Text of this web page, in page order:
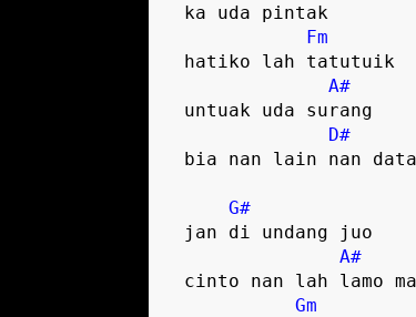
Fm
A#
D#
G#
A#
Gm